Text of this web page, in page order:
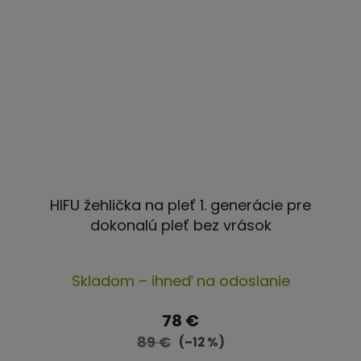
HIFU žehlička na pleť 1. generácie pre
dokonalú pleť bez vrások
hodnotenie
produktu
je
Skladom – ihneď na odoslanie
78 €
89 € (–12 %)